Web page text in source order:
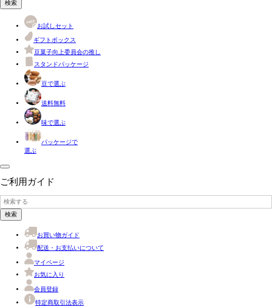
検索
お試しセット
ギフトボックス
豆菓子向上委員会の推し
スタンドパッケージ
豆で選ぶ
送料無料
味で選ぶ
パッケージで
選ぶ
ご利用ガイド
検索
お買い物ガイド
配送・お支払いについて
マイページ
お気に入り
会員登録
特定商取引法表示